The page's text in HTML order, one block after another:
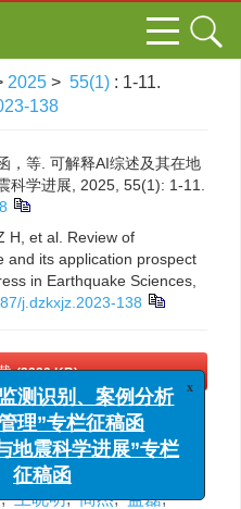
2025 > 55(1) : 1-11.
138
，等. 可解释AI综述及其在地
科学进展, 2025, 55(1): 1-11.
H, et al. Review of
and its application prospect
in Earthquake Sciences,
j.dzkxjz.2023-138
(2229 KB)
科学领域中的应用
, 王晓明, 商杰, 盖磊,
监测识别、案例分析
管理”专栏征稿函
地震科学进展”专栏
征稿函